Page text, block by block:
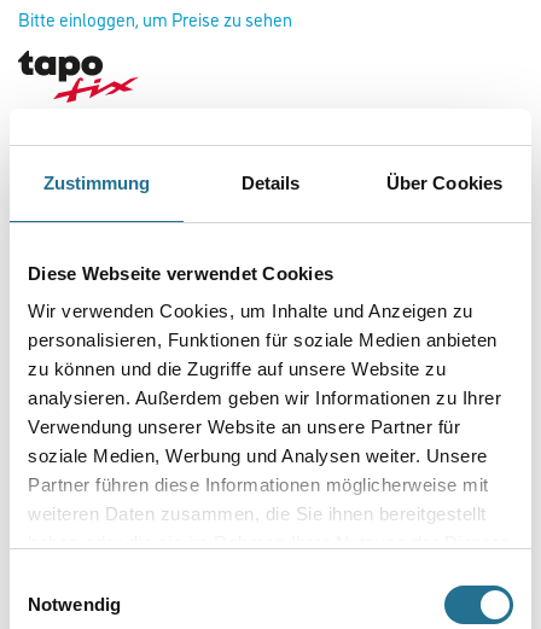
Zustimmung Details Über Cookies
Diese Webseite verwendet Cookies
Wir verwenden Cookies, um Inhalte und Anzeigen zu
personalisieren, Funktionen für soziale Medien anbieten
zu können und die Zugriffe auf unsere Website zu
analysieren. Außerdem geben wir Informationen zu Ihrer
Verwendung unserer Website an unsere Partner für
soziale Medien, Werbung und Analysen weiter. Unsere
Partner führen diese Informationen möglicherweise mit
weiteren Daten zusammen, die Sie ihnen bereitgestellt
Notwendig
Bitte einloggen, um Preise zu sehen
Art-Nr.:
4030-000400
Schaumeinlage und robustem Industriekunststoff wird das Zubehör
geschützt.
PRODUKTEIGENSCHAFTEN